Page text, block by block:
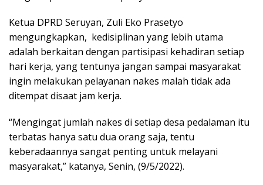
Ketua DPRD Seruyan, Zuli Eko Prasetyo
mengungkapkan, kedisiplinan yang lebih utama
adalah berkaitan dengan partisipasi kehadiran setiap
hari kerja, yang tentunya jangan sampai masyarakat
ingin melakukan pelayanan nakes malah tidak ada
ditempat disaat jam kerja.
“Mengingat jumlah nakes di setiap desa pedalaman itu
terbatas hanya satu dua orang saja, tentu
keberadaannya sangat penting untuk melayani
masyarakat,” katanya, Senin, (9/5/2022).